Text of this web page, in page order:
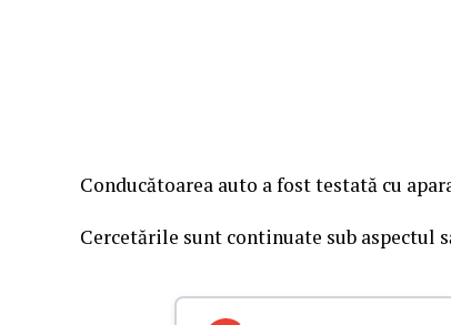
Conducătoarea auto a fost testată cu
Cercetările sunt continuate sub